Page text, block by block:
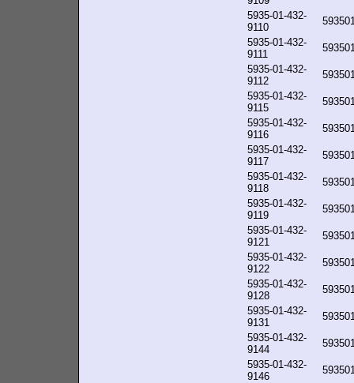
5935-01-432-
9110
5935-01-432-
9111
5935-01-432-
9112
5935-01-432-
9115
5935-01-432-
9116
5935-01-432-
9117
5935-01-432-
9118
5935-01-432-
9119
5935-01-432-
9121
5935-01-432-
9122
5935-01-432-
9128
5935-01-432-
9131
5935-01-432-
9144
5935-01-432-
9146